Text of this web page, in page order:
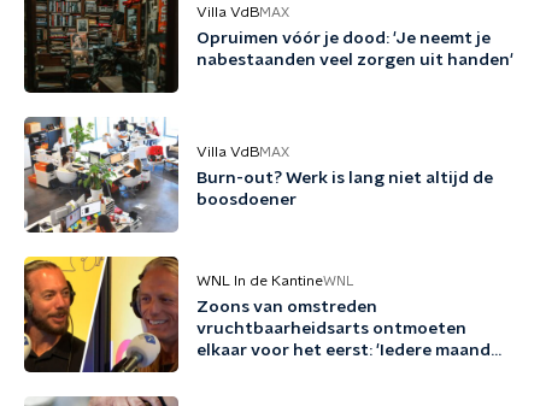
Villa VdBMAX
Opruimen vóór je dood: 'Je neemt je
nabestaanden veel zorgen uit handen'
Villa VdBMAX
Burn-out? Werk is lang niet altijd de
boosdoener
WNL In de KantineWNL
Zoons van omstreden
vruchtbaarheidsarts ontmoeten
elkaar voor het eerst: 'Iedere maand